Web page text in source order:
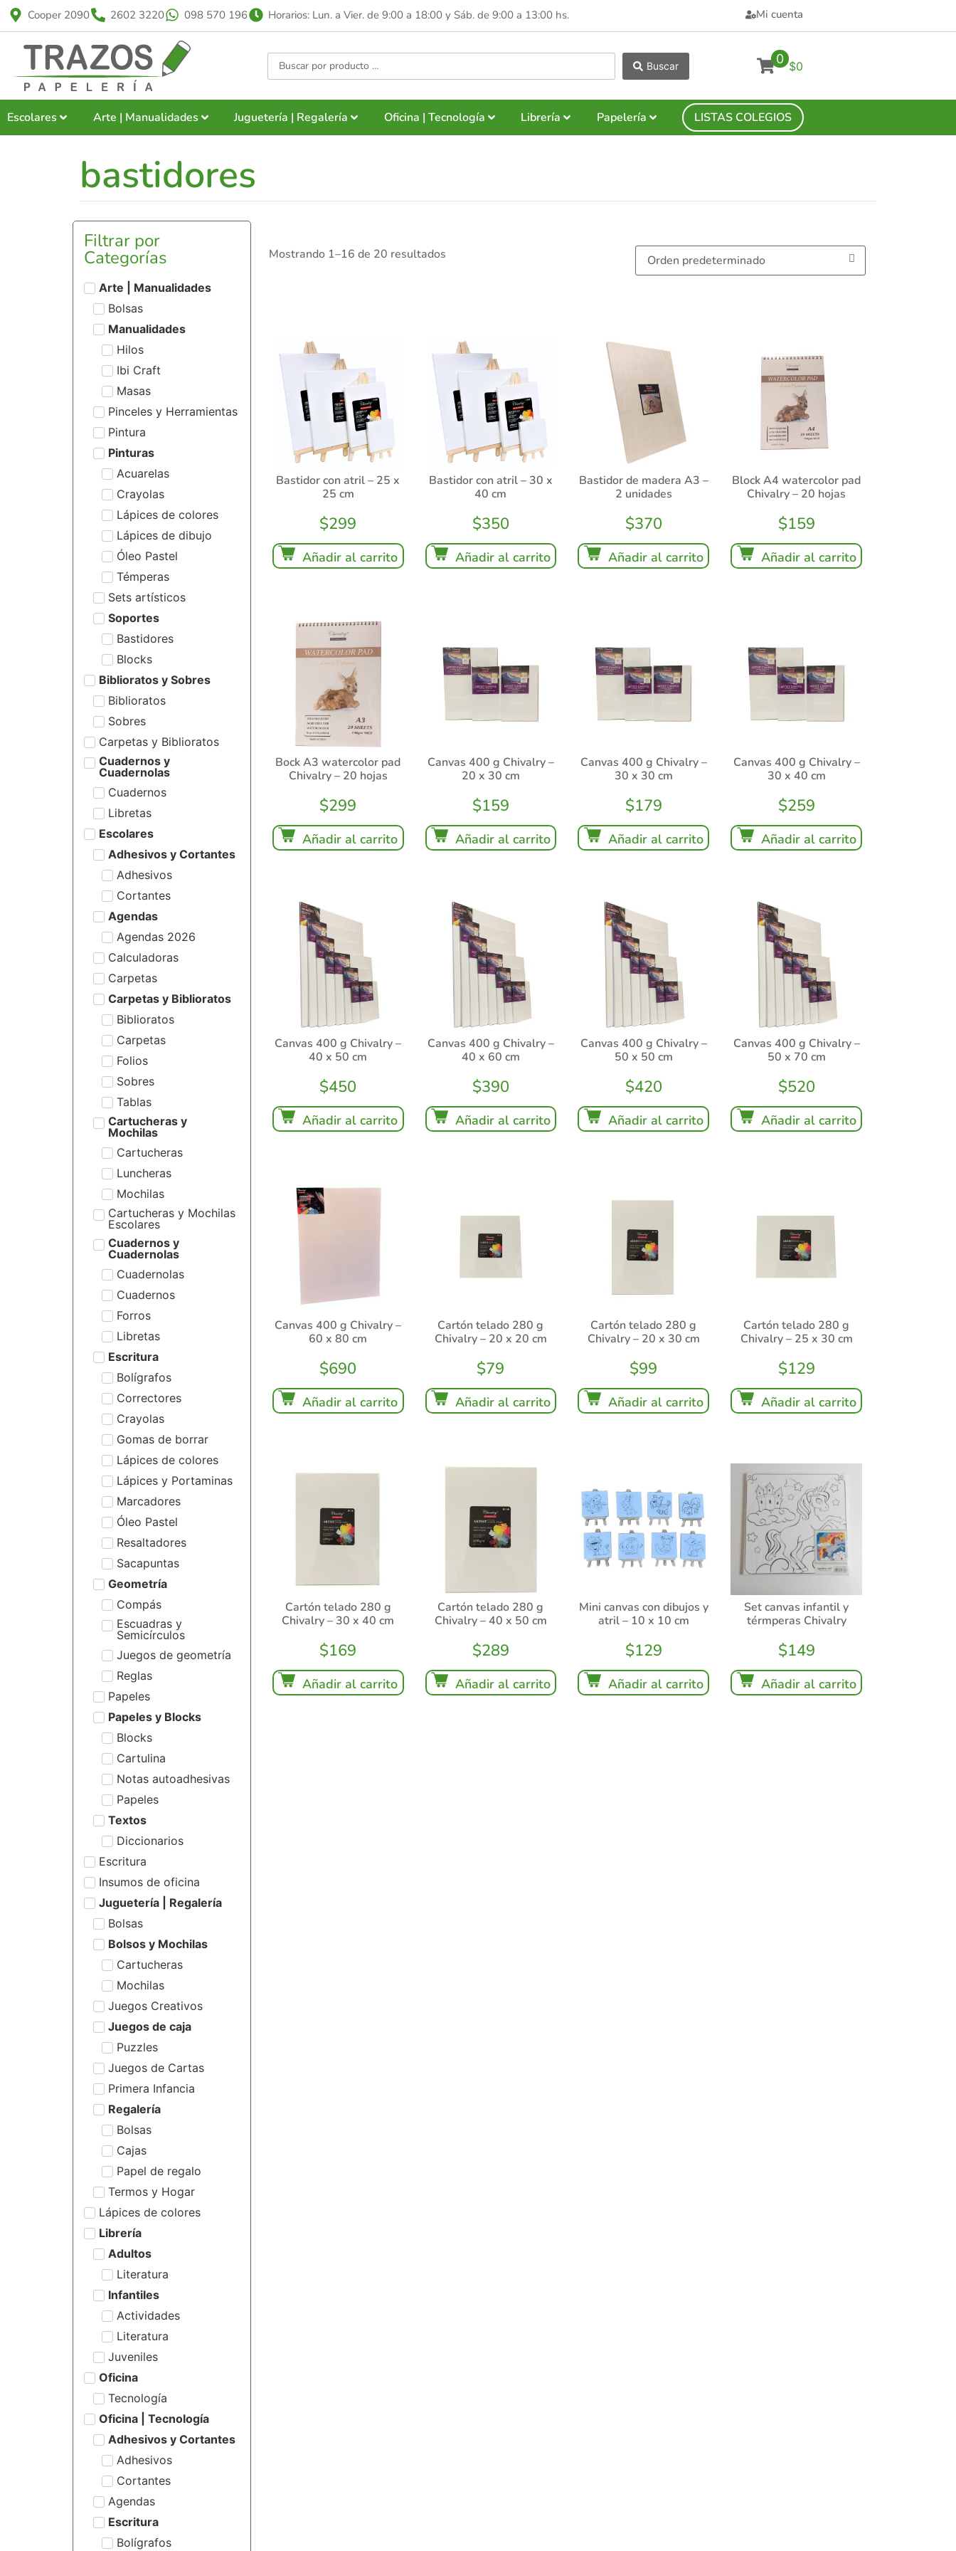
Cooper 2090 2602 3220 098 570 196 Horarios: Lun. a Vier. de 9:00 a 18:00 y Sáb. de 9:00 a 13:00 hs. Mi cuenta
Buscar 0 $0
Escolares Arte | Manualidades Juguetería | Regalería Oficina | Tecnología Librería Papelería LISTAS COLEGIOS
bastidores
Filtrar por
Categorías
Arte | Manualidades
Bolsas
Manualidades
Hilos
Ibi Craft
Masas
Pinceles y Herramientas
Pintura
Pinturas
Acuarelas
Crayolas
Lápices de colores
Lápices de dibujo
Óleo Pastel
Témperas
Sets artísticos
Soportes
Bastidores
Blocks
Biblioratos y Sobres
Biblioratos
Sobres
Carpetas y Biblioratos
Cuadernos y
Cuadernolas
Cuadernos
Libretas
Escolares
Adhesivos y Cortantes
Adhesivos
Cortantes
Agendas
Agendas 2026
Calculadoras
Carpetas
Carpetas y Biblioratos
Biblioratos
Carpetas
Folios
Sobres
Tablas
Cartucheras y
Mochilas
Cartucheras
Luncheras
Mochilas
Cartucheras y Mochilas
Escolares
Cuadernos y
Cuadernolas
Cuadernolas
Cuadernos
Forros
Libretas
Escritura
Bolígrafos
Correctores
Crayolas
Gomas de borrar
Lápices de colores
Lápices y Portaminas
Marcadores
Óleo Pastel
Resaltadores
Sacapuntas
Geometría
Compás
Escuadras y
Semicírculos
Juegos de geometría
Reglas
Papeles
Papeles y Blocks
Blocks
Cartulina
Notas autoadhesivas
Papeles
Textos
Diccionarios
Escritura
Insumos de oficina
Juguetería | Regalería
Bolsas
Bolsos y Mochilas
Cartucheras
Mochilas
Juegos Creativos
Juegos de caja
Puzzles
Juegos de Cartas
Primera Infancia
Regalería
Bolsas
Cajas
Papel de regalo
Termos y Hogar
Lápices de colores
Librería
Adultos
Literatura
Infantiles
Actividades
Literatura
Juveniles
Oficina
Tecnología
Oficina | Tecnología
Adhesivos y Cortantes
Adhesivos
Cortantes
Agendas
Escritura
Bolígrafos
Mostrando 1–16 de 20 resultados
Bastidor con atril – 25 x
25 cm
$299
Añadir al carrito
Bastidor con atril – 30 x
40 cm
$350
Añadir al carrito
Bastidor de madera A3 –
2 unidades
$370
Añadir al carrito
Block A4 watercolor pad
Chivalry – 20 hojas
$159
Añadir al carrito
Bock A3 watercolor pad
Chivalry – 20 hojas
$299
Añadir al carrito
Canvas 400 g Chivalry –
20 x 30 cm
$159
Añadir al carrito
Canvas 400 g Chivalry –
30 x 30 cm
$179
Añadir al carrito
Canvas 400 g Chivalry –
30 x 40 cm
$259
Añadir al carrito
Canvas 400 g Chivalry –
40 x 50 cm
$450
Añadir al carrito
Canvas 400 g Chivalry –
40 x 60 cm
$390
Añadir al carrito
Canvas 400 g Chivalry –
50 x 50 cm
$420
Añadir al carrito
Canvas 400 g Chivalry –
50 x 70 cm
$520
Añadir al carrito
Canvas 400 g Chivalry –
60 x 80 cm
$690
Añadir al carrito
Cartón telado 280 g
Chivalry – 20 x 20 cm
$79
Añadir al carrito
Cartón telado 280 g
Chivalry – 20 x 30 cm
$99
Añadir al carrito
Cartón telado 280 g
Chivalry – 25 x 30 cm
$129
Añadir al carrito
Cartón telado 280 g
Chivalry – 30 x 40 cm
$169
Añadir al carrito
Cartón telado 280 g
Chivalry – 40 x 50 cm
$289
Añadir al carrito
Mini canvas con dibujos y
atril – 10 x 10 cm
$129
Añadir al carrito
Set canvas infantil y
térmperas Chivalry
$149
Añadir al carrito